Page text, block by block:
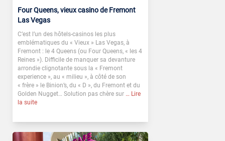
Four Queens, vieux casino de Fremont
Las Vegas
C’est l’un des hôtels-casinos les plus
emblématiques du « Vieux » Las Vegas, à
Fremont : le 4 Queens (ou Four Queens, « les 4
Reines »). Difficile de manquer sa devanture
arrondie clignotante sous la « Fremont
experience », au « milieu », à côté de son
« frère » le Binion’s, du « D », du Fremont et du
Golden Nugget… Solution pas chère sur … Lire
la suite